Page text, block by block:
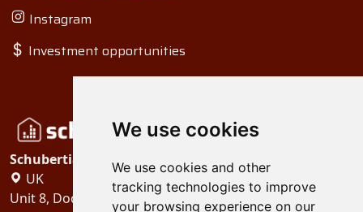
We use cookies
We use cookies and other
tracking technologies to improve
your browsing experience on our
Instagram
Investment opportunities
Schubertiades, Ltd.
UK
Unit 8, Dock Offices, Surrey Quays Road, London